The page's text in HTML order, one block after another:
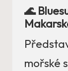
🌊
mořské